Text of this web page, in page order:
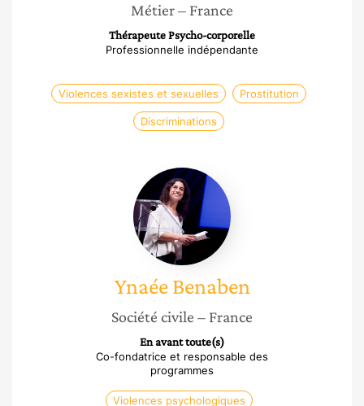
Métier– France
Thérapeute Psycho-corporelle
Professionnelle indépendante
Violences sexistes et sexuelles Prostitution
Discriminations
Ynaée
Benaben
Ynaée Benaben
Société civile – France
En avant toute(s)
Co-fondatrice et responsable des
programmes
Violences psychologiques